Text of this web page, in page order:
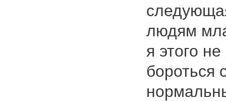
людям
я этого
бороться